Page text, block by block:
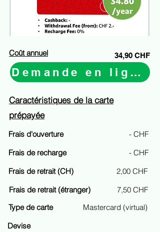
Coût annuel 34,90 CHF
Demande en ligne
Caractéristiques de la carte
prépayée
Frais d'ouverture
- CHF
Frais de recharge
- CHF
Frais de retrait (CH)
2,00 CHF
Frais de retrait (étranger)
7,50 CHF
Type de carte
Mastercard (virtual)
Devise